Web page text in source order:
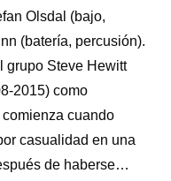
Olsdal (bajo,
(batería, percusión).
grupo Steve Hewitt
2015) como
cuando
casualidad en una
de haberse…